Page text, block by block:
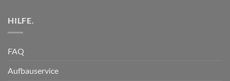
HILFE.
FAQ
Aufbauservice